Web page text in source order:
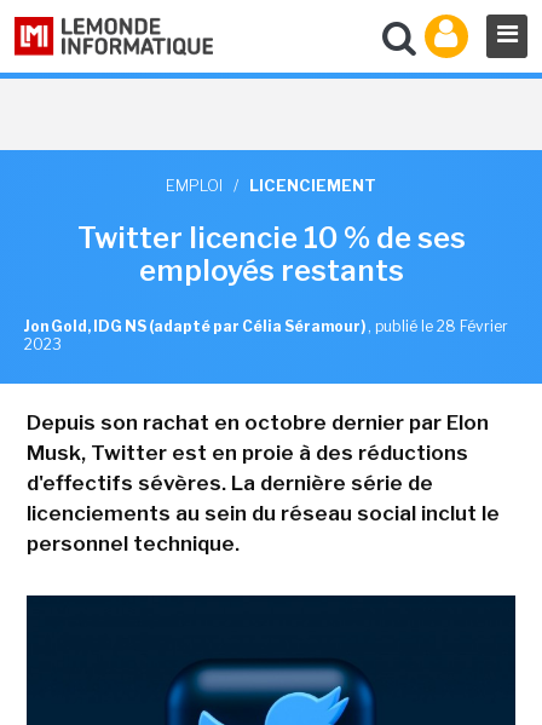
EMPLOI / LICENCIEMENT
Twitter licencie 10 % de ses
employés restants
Jon Gold, IDG NS (adapté par Célia Séramour) , publié le 28 Février
2023
Depuis son rachat en octobre dernier par Elon
Musk, Twitter est en proie à des réductions
d'effectifs sévères. La dernière série de
licenciements au sein du réseau social inclut le
personnel technique.